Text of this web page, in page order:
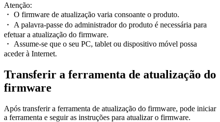
Atenção:
・ O firmware de atualização varia consoante o produto.
・ A palavra-passe do administrador do produto é necessária para
efetuar a atualização do firmware.
・ Assume-se que o seu PC, tablet ou dispositivo móvel possa
aceder à Internet.
Transferir a ferramenta de atualização do
firmware
Após transferir a ferramenta de atualização do firmware, pode iniciar
a ferramenta e seguir as instruções para atualizar o firmware.